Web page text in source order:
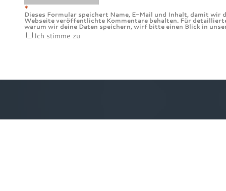
*
Dieses Formular speichert Name, E-Mail und Inhalt, damit wir
Webseite veröffentlichte Kommentare behalten. Für
warum wir deine Daten speichern, wirf bitte einen Blick in
Ich stimme zu